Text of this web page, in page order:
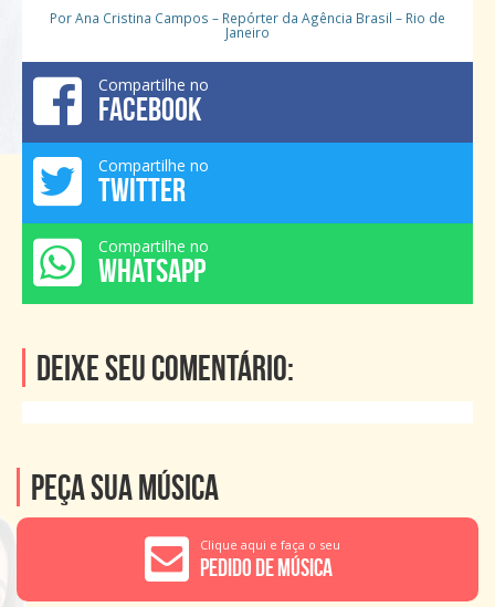
Por Ana Cristina Campos – Repórter da Agência Brasil – Rio de
Janeiro
Compartilhe no
FACEBOOK
Compartilhe no
TWITTER
Compartilhe no
WHATSAPP
Deixe seu comentário:
Peça sua música
Clique aqui e faça o seu
Pedido de Música